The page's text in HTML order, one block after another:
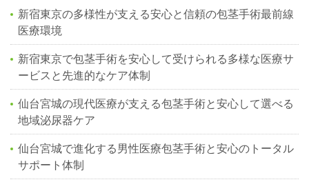
新宿東京の多様性が支える安心と信頼の包茎手術最前線
医療環境
新宿東京で包茎手術を安心して受けられる多様な医療サ
ービスと先進的なケア体制
仙台宮城の現代医療が支える包茎手術と安心して選べる
地域泌尿器ケア
仙台宮城で進化する男性医療包茎手術と安心のトータル
サポート体制